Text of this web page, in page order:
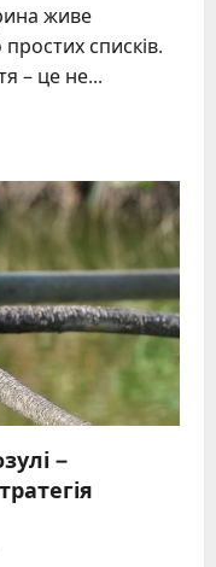
живе
списків.
– це не...
–